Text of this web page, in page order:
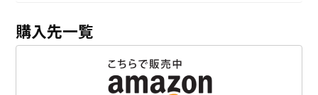
購入先一覧